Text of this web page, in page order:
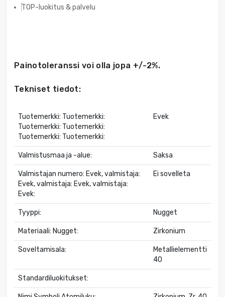
TOP-luokitus & palvelu
Painotoleranssi voi olla jopa +/-2%.
Tekniset tiedot:
Tuotemerkki: Tuotemerkki:
Tuotemerkki: Tuotemerkki:
Tuotemerkki: Tuotemerkki:
Evek
Valmistusmaa ja -alue: Saksa
Valmistajan numero: Evek, valmistaja:
Evek, valmistaja: Evek, valmistaja:
Evek:
Ei sovelleta
Tyyppi: Nugget
Materiaali: Nugget: Zirkonium
Soveltamisala:
Metallielementti
40
Standardiluokitukset: